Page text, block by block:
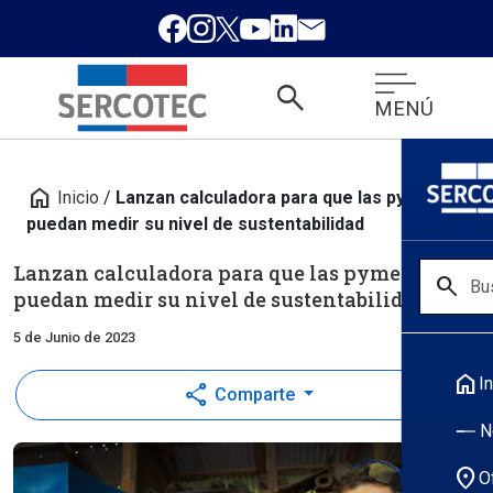
search MENÚ
search
home
location_on
home Inicio / Lanzan calculadora para que las pymes
puedan medir su nivel de sustentabilidad
Lanzan calculadora para que las pymes
puedan medir su nivel de sustentabilidad
5 de Junio de 2023
share Comparte